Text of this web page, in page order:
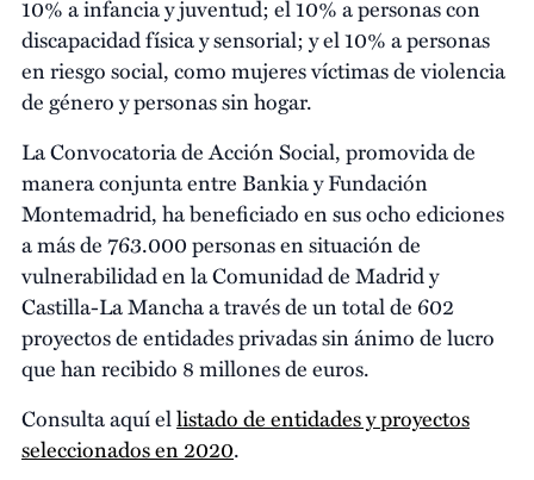
10% a infancia y juventud; el 10% a personas con
discapacidad física y sensorial; y el 10% a personas
en riesgo social, como mujeres víctimas de violencia
de género y personas sin hogar.
La Convocatoria de Acción Social, promovida de
manera conjunta entre Bankia y Fundación
Montemadrid, ha beneficiado en sus ocho ediciones
a más de 763.000 personas en situación de
vulnerabilidad en la Comunidad de Madrid y
Castilla-La Mancha a través de un total de 602
proyectos de entidades privadas sin ánimo de lucro
que han recibido 8 millones de euros.
Consulta aquí ellistado de entidades y proyectos
seleccionados en 2020.